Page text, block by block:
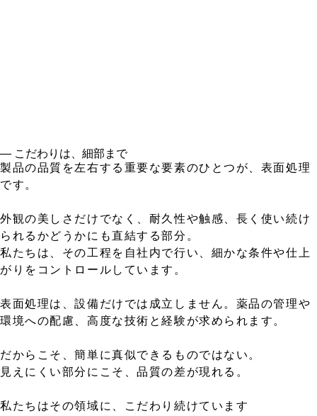
― こだわりは、細部まで
製品の品質を左右する重要な要素のひとつが、表面処理
です。
外観の美しさだけでなく、耐久性や触感、長く使い続け
られるかどうかにも直結する部分。
私たちは、その工程を自社内で行い、細かな条件や仕上
がりをコントロールしています。
表面処理は、設備だけでは成立しません。薬品の管理や
環境への配慮、高度な技術と経験が求められます。
だからこそ、簡単に真似できるものではない。
見えにくい部分にこそ、品質の差が現れる。
私たちはその領域に、こだわり続けています